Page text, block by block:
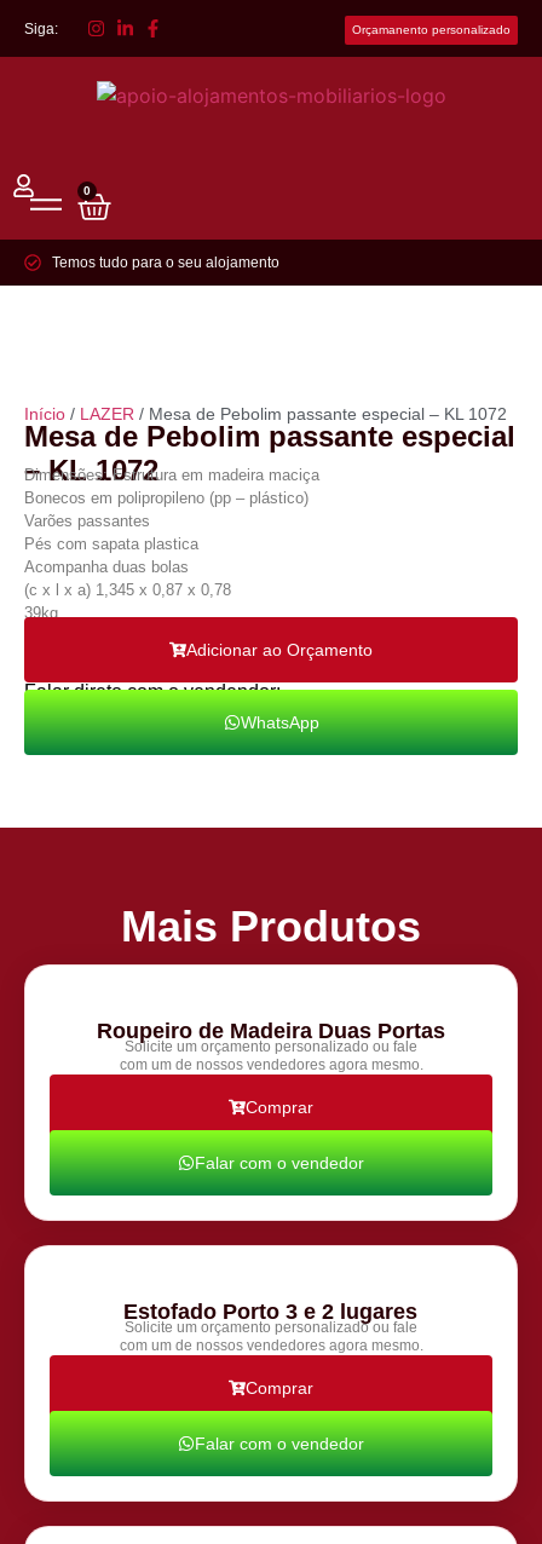
Siga: Orçamanento personalizado
0
Temos tudo para o seu alojamento
Início / LAZER / Mesa de Pebolim passante especial – KL 1072
Mesa de Pebolim passante especial
– KL 1072
Dimensões: Estrutura em madeira maciça
Bonecos em polipropileno (pp – plástico)
Varões passantes
Pés com sapata plastica
Acompanha duas bolas
(c x l x a) 1,345 x 0,87 x 0,78
39kg
Adicionar ao Orçamento
Falar direto com o vendendor:
WhatsApp
Mais Produtos
Roupeiro de Madeira Duas Portas
Solicite um orçamento personalizado ou fale
com um de nossos vendedores agora mesmo.
Comprar
Falar com o vendedor
Estofado Porto 3 e 2 lugares
Solicite um orçamento personalizado ou fale
com um de nossos vendedores agora mesmo.
Comprar
Falar com o vendedor